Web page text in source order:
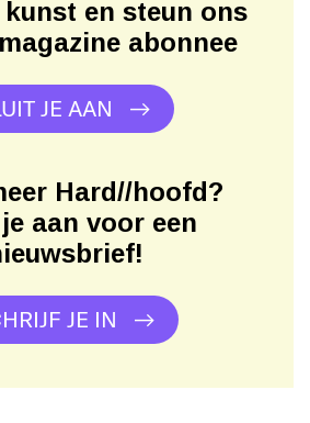
kunst en steun ons
abonnee
JE AAN
Hard//hoofd?
aan voor een
JE IN